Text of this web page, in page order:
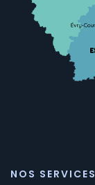
NOS SERVICES